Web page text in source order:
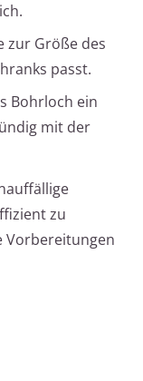
zur Größe des
passt.
Bohrloch ein
mit der
zu
Vorbereitungen